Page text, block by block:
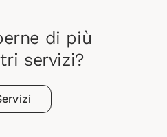
di più
servizi?